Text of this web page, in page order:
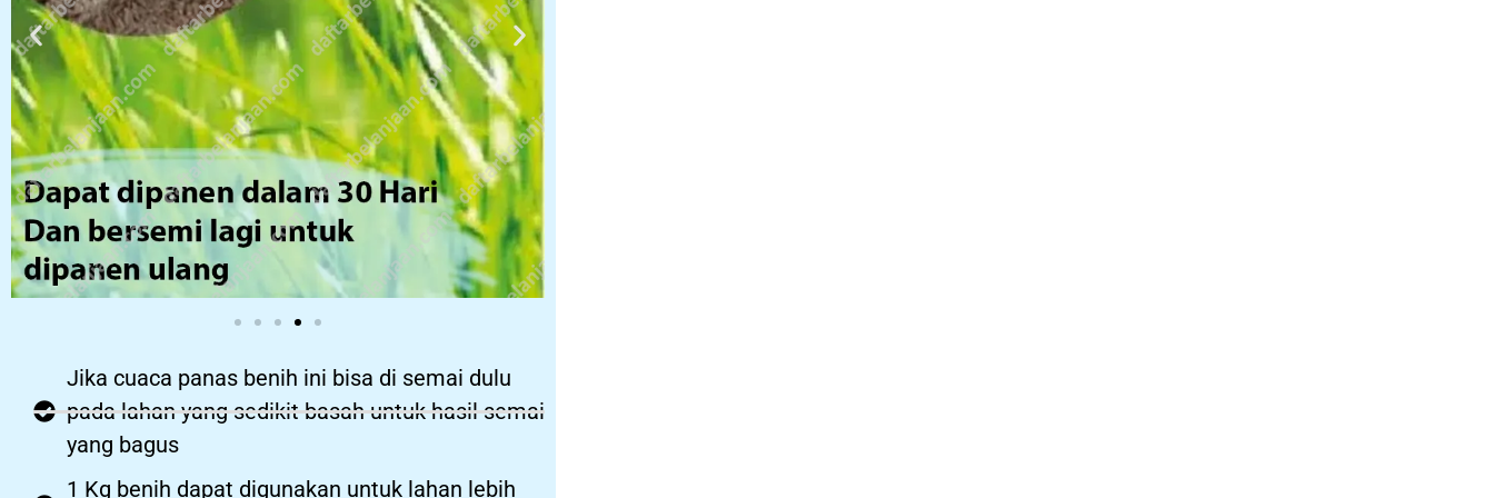
Jika cuaca panas benih ini bisa di semai dulu
pada lahan yang sedikit basah untuk hasil semai
yang bagus
1 Kg benih dapat digunakan untuk lahan lebih